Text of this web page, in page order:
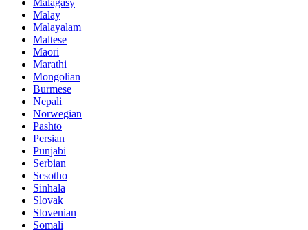
Malagasy
Malay
Malayalam
Maltese
Maori
Marathi
Mongolian
Burmese
Nepali
Norwegian
Pashto
Persian
Punjabi
Serbian
Sesotho
Sinhala
Slovak
Slovenian
Somali